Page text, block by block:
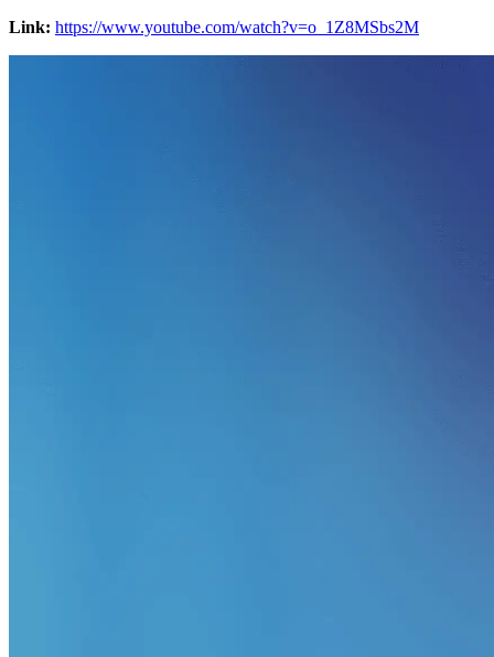
Link: https://www.youtube.com/watch?v=o_1Z8MSbs2M